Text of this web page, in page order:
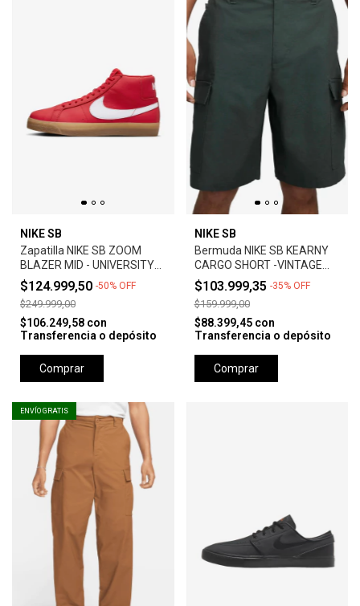
NIKE SB
Zapatilla NIKE SB ZOOM
BLAZER MID - UNIVERSITY
RED *Orange Label*
$124.999,50 -50% OFF
$249.999,00
$106.249,58 con
Transferencia o depósito
Comprar
NIKE SB
Bermuda NIKE SB KEARNY
CARGO SHORT -VINTAGE
GREEN
$103.999,35 -35% OFF
$159.999,00
$88.399,45 con
Transferencia o depósito
Comprar
ENVÍO GRATIS